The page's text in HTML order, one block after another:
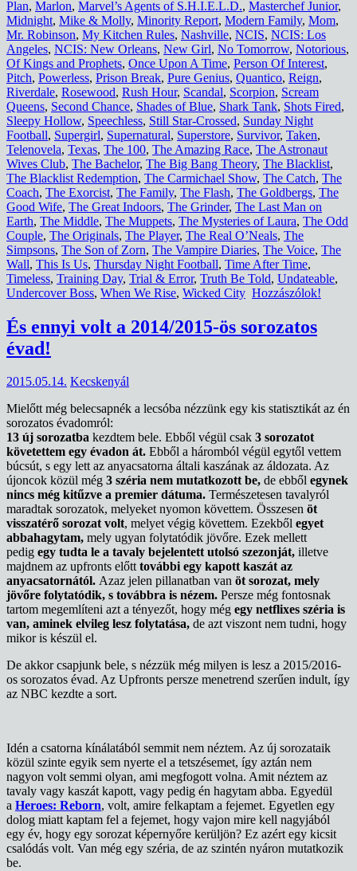
Plan, Marlon, Marvel’s Agents of S.H.I.E.L.D., Masterchef Junior,
Midnight, Mike & Molly, Minority Report, Modern Family, Mom,
Mr. Robinson, My Kitchen Rules, Nashville, NCIS, NCIS: Los
Angeles, NCIS: New Orleans, New Girl, No Tomorrow, Notorious,
Of Kings and Prophets, Once Upon A Time, Person Of Interest,
Pitch, Powerless, Prison Break, Pure Genius, Quantico, Reign,
Riverdale, Rosewood, Rush Hour, Scandal, Scorpion, Scream
Queens, Second Chance, Shades of Blue, Shark Tank, Shots Fired,
Sleepy Hollow, Speechless, Still Star-Crossed, Sunday Night
Football, Supergirl, Supernatural, Superstore, Survivor, Taken,
Telenovela, Texas, The 100, The Amazing Race, The Astronaut
Wives Club, The Bachelor, The Big Bang Theory, The Blacklist,
The Blacklist Redemption, The Carmichael Show, The Catch, The
Coach, The Exorcist, The Family, The Flash, The Goldbergs, The
Good Wife, The Great Indoors, The Grinder, The Last Man on
Earth, The Middle, The Muppets, The Mysteries of Laura, The Odd
Couple, The Originals, The Player, The Real O’Neals, The
Simpsons, The Son of Zorn, The Vampire Diaries, The Voice, The
Wall, This Is Us, Thursday Night Football, Time After Time,
Timeless, Training Day, Trial & Error, Truth Be Told, Undateable,
Undercover Boss, When We Rise, Wicked City Hozzászólok!
És ennyi volt a 2014/2015-ös sorozatos
évad!
2015.05.14. Kecskenyál
Mielőtt még belecsapnék a lecsóba nézzünk egy kis statisztikát az én
sorozatos évadomról:
13 új sorozatba kezdtem bele. Ebből végül csak 3 sorozatot
követettem egy évadon át. Ebből a háromból végül egytől vettem
búcsút, s egy lett az anyacsatorna általi kaszának az áldozata. Az
újoncok közül még 3 széria nem mutatkozott be, de ebből egynek
nincs még kitűzve a premier dátuma. Természetesen tavalyról
maradtak sorozatok, melyeket nyomon követtem. Összesen öt
visszatérő sorozat volt, melyet végig követtem. Ezekből egyet
abbahagytam, mely ugyan folytatódik jövőre. Ezek mellett
pedig egy tudta le a tavaly bejelentett utolsó szezonját, illetve
majdnem az upfronts előtttovábbi egy kapott kaszát az
anyacsatornától. Azaz jelen pillanatban van öt sorozat, mely
jövőre folytatódik, s továbbra is nézem. Persze még fontosnak
tartom megemlíteni azt a tényezőt, hogy még egy netflixes széria is
van, aminek elvileg lesz folytatása, de azt viszont nem tudni, hogy
mikor is készül el.
De akkor csapjunk bele, s nézzük még milyen is lesz a 2015/2016-
os sorozatos évad. Az Upfronts persze menetrend szerűen indult, így
az NBC kezdte a sort.
Idén a csatorna kínálatából semmit nem néztem. Az új sorozataik
közül szinte egyik sem nyerte el a tetszésemet, így aztán nem
nagyon volt semmi olyan, ami megfogott volna. Amit néztem az
tavaly vagy kaszát kapott, vagy pedig én hagytam abba. Egyedül
a Heroes: Reborn, volt, amire felkaptam a fejemet. Egyetlen egy
dolog miatt kaptam fel a fejemet, hogy vajon mire kell nagyjából
egy év, hogy egy sorozat képernyőre kerüljön? Ez azért egy kicsit
csalódás volt. Van még egy széria, de az szintén nyáron mutatkozik
be.